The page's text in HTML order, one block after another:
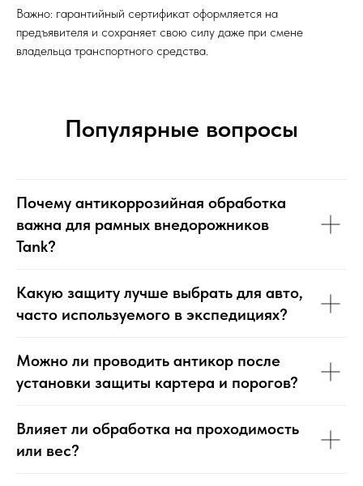
Важно: гарантийный сертификат оформляется на
предъявителя и сохраняет свою силу даже при смене
владельца транспортного средства.
Популярные вопросы
Почему антикоррозийная обработка
важна для рамных внедорожников
Tank?
Какую защиту лучше выбрать для авто,
часто используемого в экспедициях?
Можно ли проводить антикор после
установки защиты картера и порогов?
Влияет ли обработка на проходимость
или вес?